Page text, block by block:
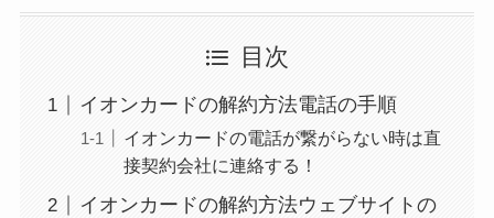
解約方法まとめ！契
どうなる？
レミノの解約方法ま
とめ！最短手続きや
目次
イオンカードの解約方法電話の手順
イオンカードの電話が繋がらない時は直
接契約会社に連絡する！
イオンカードの解約方法ウェブサイトの